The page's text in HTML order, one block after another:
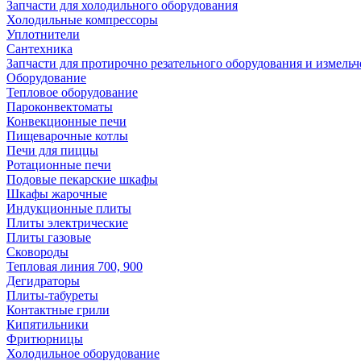
Запчасти для холодильного оборудования
Холодильные компрессоры
Уплотнители
Сантехника
Запчасти для протирочно резательного оборудования и
Оборудование
Тепловое оборудование
Пароконвектоматы
Конвекционные печи
Пищеварочные котлы
Печи для пиццы
Ротационные печи
Подовые пекарские шкафы
Шкафы жарочные
Индукционные плиты
Плиты электрические
Плиты газовые
Сковороды
Тепловая линия 700, 900
Дегидраторы
Плиты-табуреты
Контактные грили
Кипятильники
Фритюрницы
Холодильное оборудование